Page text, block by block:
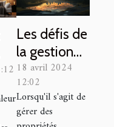
Les défis de
la gestion
locative en
milieu
urbain
versus rural
18 avril 2024
12:02
Lorsqu'il s'agit de
gérer des